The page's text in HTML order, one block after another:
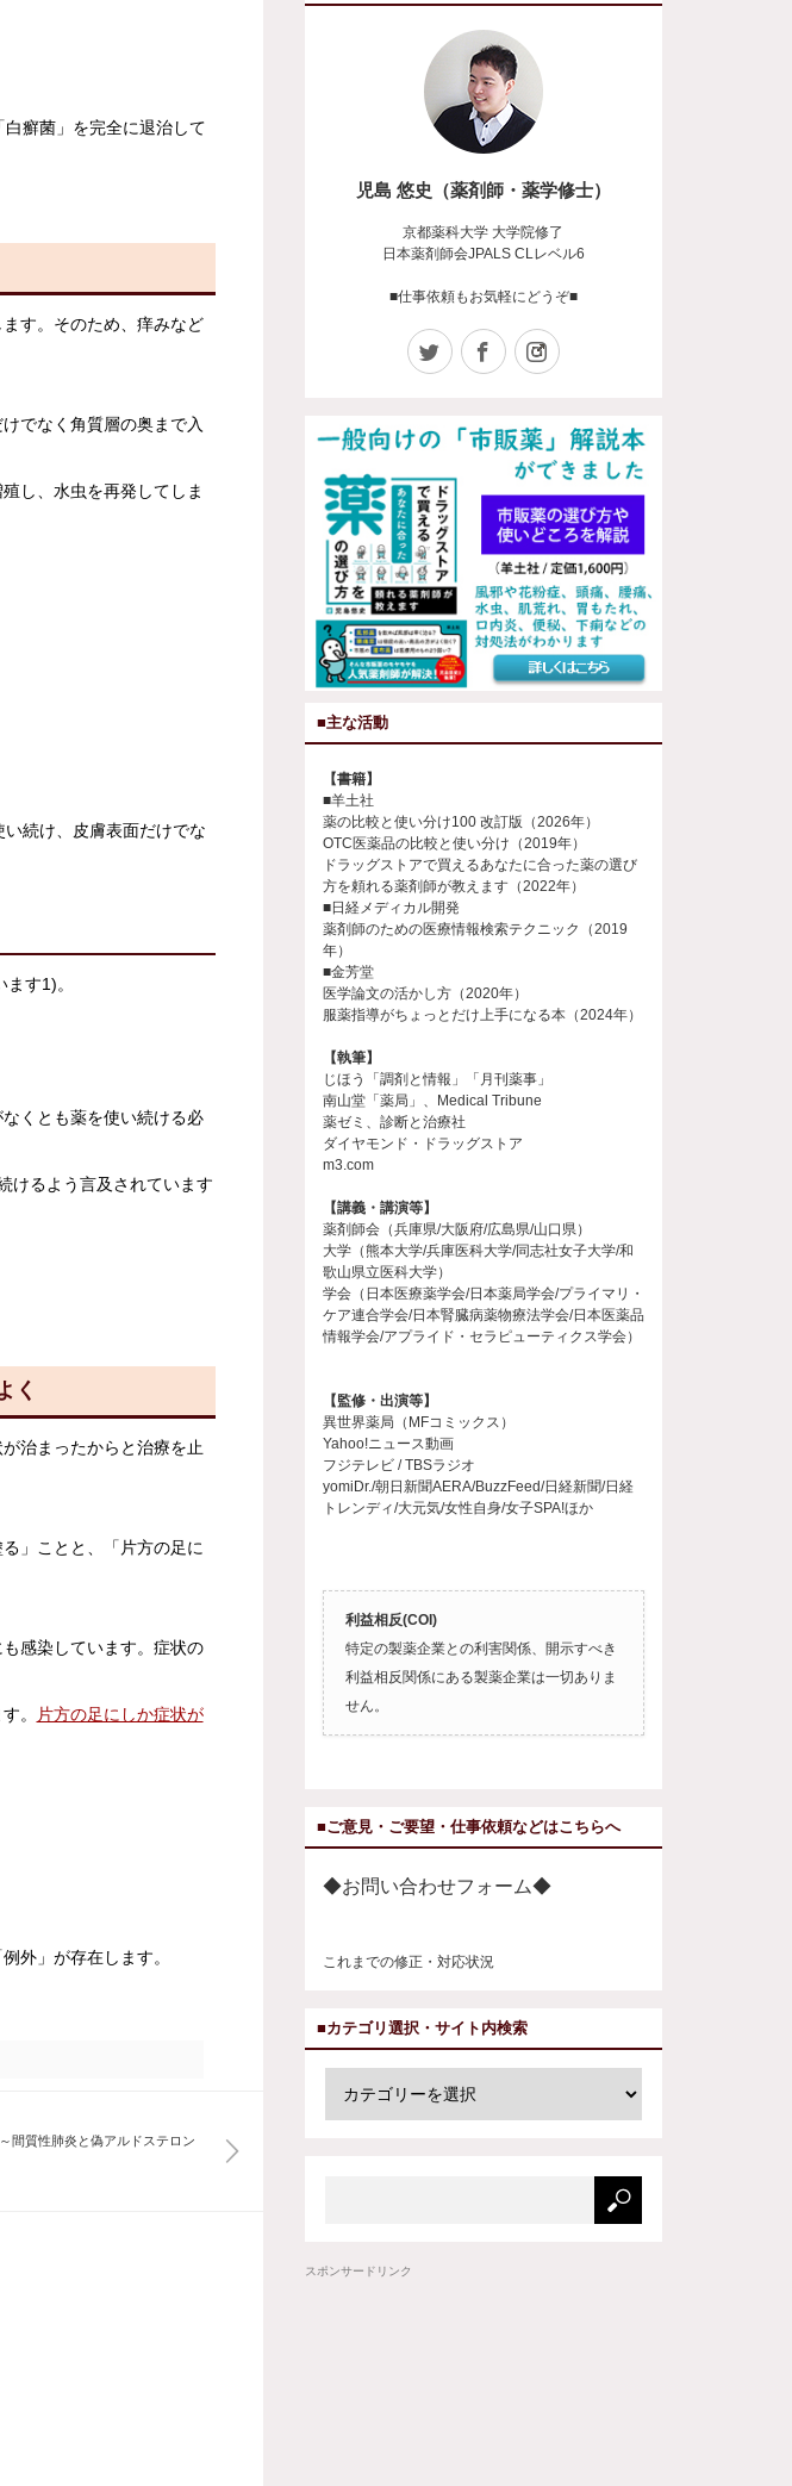
癬菌」を完全に退治して
す。そのため、痒みなど
でなく角質層の奥まで入
し、水虫を再発してしま
続け、皮膚表面だけでな
す1)。
くとも薬を使い続ける必
けるよう言及されています
く
治まったからと治療を止
」ことと、「片方の足に
感染しています。症状の
。
片方の足にしか症状が
外」が存在します。
間質性肺炎と偽アルドステロン
児島 悠史（薬剤師・薬学修士）
京都薬科大学 大学院修了
日本薬剤師会JPALS CLレベル6
■仕事依頼もお気軽にどうぞ■
Twitter Facebook
■主な活動
【書籍】
■羊土社
薬の比較と使い分け100 改訂版（2026年）
OTC医薬品の比較と使い分け（2019年）
ドラッグストアで買えるあなたに合った薬の選び
方を頼れる薬剤師が教えます（2022年）
■日経メディカル開発
薬剤師のための医療情報検索テクニック（2019
年）
■金芳堂
医学論文の活かし方（2020年）
服薬指導がちょっとだけ上手になる本（2024年）
【執筆】
じほう「調剤と情報」「月刊薬事」
南山堂「薬局」、Medical Tribune
薬ゼミ、診断と治療社
ダイヤモンド・ドラッグストア
m3.com
【講義・講演等】
薬剤師会（兵庫県/大阪府/広島県/山口県）
大学（熊本大学/兵庫医科大学/同志社女子大学/和
歌山県立医科大学）
学会（日本医療薬学会/日本薬局学会/プライマリ・
ケア連合学会/日本腎臓病薬物療法学会/日本医薬品
情報学会/アプライド・セラピューティクス学会）
【監修・出演等】
異世界薬局（MFコミックス）
Yahoo!ニュース動画
フジテレビ / TBSラジオ
yomiDr./朝日新聞AERA/BuzzFeed/日経新聞/日経
トレンディ/大元気/女性自身/女子SPA!ほか
利益相反(COI)
特定の製薬企業との利害関係、開示すべき
利益相反関係にある製薬企業は一切ありま
せん。
■ご意見・ご要望・仕事依頼などはこちらへ
◆お問い合わせフォーム◆
これまでの修正・対応状況
■カテゴリ選択・サイト内検索
スポンサードリンク